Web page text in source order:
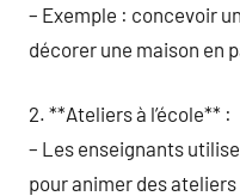
– Exemple : concevoir
décorer une maison en
2. **Ateliers à l’école** :
– Les enseignants
pour animer des